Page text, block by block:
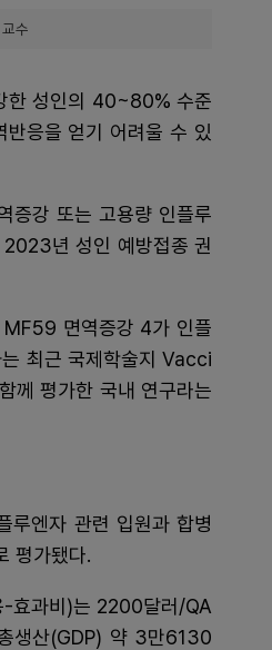
수
한 성인의 40~80% 수준
응을 얻기 어려울 수 있
증강 또는 고용량 인플루
2023년 성인 예방접종 권
면역증강 4가 인플
최근 국제학술지 Vacci
께 평가한 국내 연구라는
루엔자 관련 입원과 합병
평가됐다.
-효과비)는 2200달러/QA
생산(GDP) 약 3만6130